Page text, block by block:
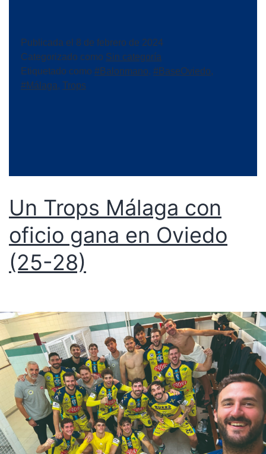
Publicada el 8 de febrero de 2024
Categorizado como Sin categoría
Etiquetado como #Balonmano, #BaseOviedo,
#Málaga, Trops
Un Trops Málaga con
oficio gana en Oviedo
(25-28)